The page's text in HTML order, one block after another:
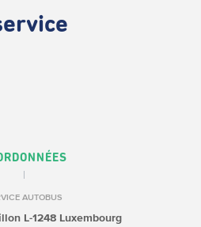
AUTOBUS
L-1248 Luxembourg